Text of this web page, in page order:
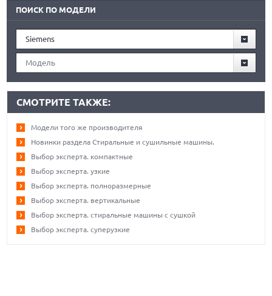
ПОИСК ПО МОДЕЛИ
Siemens
Модель
СМОТРИТЕ ТАКЖЕ:
Модели того же производителя
Новинки раздела Стиральные и сушильные машины.
Выбор эксперта. компактные
Выбор эксперта. узкие
Выбор эксперта. полноразмерные
Выбор эксперта. вертикальные
Выбор эксперта. стиральные машины с сушкой
Выбор эксперта. суперузкие